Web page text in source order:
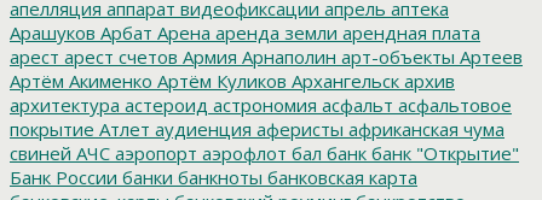
апелляция аппарат видеофиксации апрель аптека
Арашуков Арбат Арена аренда земли арендная плата
арест арест счетов Армия Арнаполин арт-объекты Артеев
Артём Акименко Артём Куликов Архангельск архив
архитектура астероид астрономия асфальт асфальтовое
покрытие Атлет аудиенция аферисты африканская чума
свиней АЧС аэропорт аэрофлот бал банк банк "Открытие"
Банк России банки банкноты банковская карта